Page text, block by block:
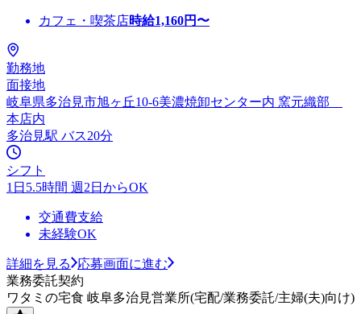
カフェ・喫茶店時給1,160円〜
勤務地
面接地
岐阜県多治見市旭ヶ丘10-6美濃焼卸センター内 窯元織部
本店内
多治見駅 バス20分
シフト
1日5.5時間 週2日からOK
交通費支給
未経験OK
詳細を見る
応募画面に進む
業務委託契約
ワタミの宅食 岐阜多治見営業所(宅配/業務委託/主婦(夫)向け)